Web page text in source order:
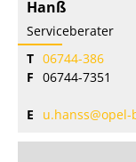
Hanß
Serviceberater
T 06744-386
F 06744-7351
E